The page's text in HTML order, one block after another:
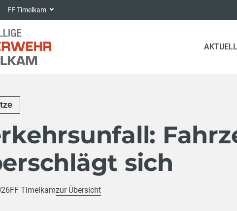
FF Timelkam
sich
FF Timelkamzur Übersicht